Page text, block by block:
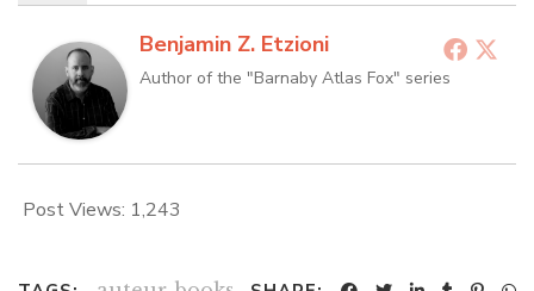
Benjamin Z. Etzioni
Author of the "Barnaby Atlas Fox" series
Post Views: 1,243